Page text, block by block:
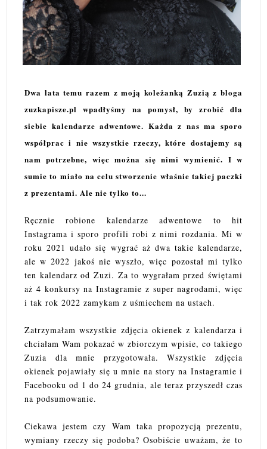
Dwa lata temu razem z moją koleżanką Zuzią z bloga
zuzkapisze.pl wpadłyśmy na pomysł, by zrobić dla
siebie kalendarze adwentowe. Każda z nas ma sporo
współprac i nie wszystkie rzeczy, które dostajemy są
nam potrzebne, więc można się nimi wymienić. I w
sumie to miało na celu stworzenie właśnie takiej paczki
z prezentami. Ale nie tylko to...
Ręcznie robione kalendarze adwentowe to hit
Instagrama i sporo profili robi z nimi rozdania. Mi w
roku 2021 udało się wygrać aż dwa takie kalendarze,
ale w 2022 jakoś nie wyszło, więc pozostał mi tylko
ten kalendarz od Zuzi. Za to wygrałam przed świętami
aż 4 konkursy na Instagramie z super nagrodami, więc
i tak rok 2022 zamykam z uśmiechem na ustach.
Zatrzymałam wszystkie zdjęcia okienek z kalendarza i
chciałam Wam pokazać w zbiorczym wpisie, co takiego
Zuzia dla mnie przygotowała. Wszystkie zdjęcia
okienek pojawiały się u mnie na story na Instagramie i
Facebooku od 1 do 24 grudnia, ale teraz przyszedł czas
na podsumowanie.
Ciekawa jestem czy Wam taka propozycją prezentu,
wymiany rzeczy się podoba? Osobiście uważam, że to